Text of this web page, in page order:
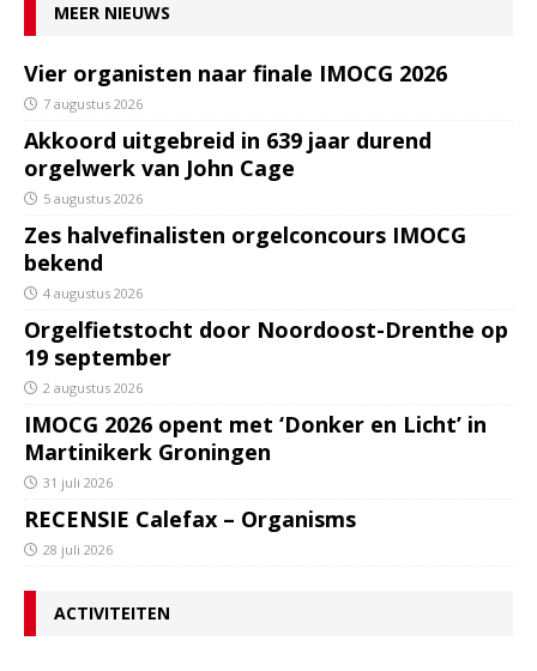
MEER NIEUWS
Vier organisten naar finale IMOCG 2026
7 augustus 2026
Akkoord uitgebreid in 639 jaar durend
orgelwerk van John Cage
5 augustus 2026
Zes halvefinalisten orgelconcours IMOCG
bekend
4 augustus 2026
Orgelfietstocht door Noordoost-Drenthe op
19 september
2 augustus 2026
IMOCG 2026 opent met ‘Donker en Licht’ in
Martinikerk Groningen
31 juli 2026
RECENSIE Calefax – Organisms
28 juli 2026
ACTIVITEITEN